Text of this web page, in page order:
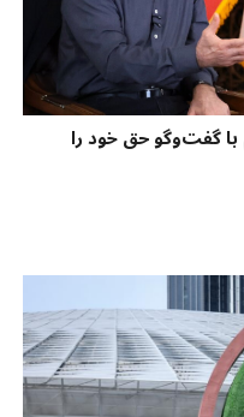
گفت‌وگو حق خود را